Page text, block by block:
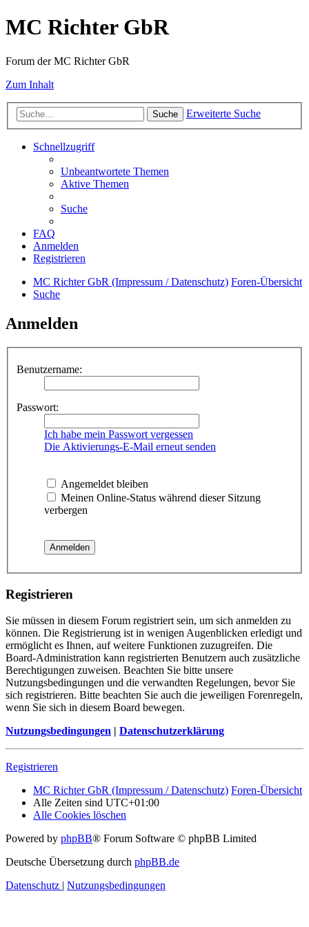
MC Richter GbR
Forum der MC Richter GbR
Zum Inhalt
Suche Erweiterte Suche
Schnellzugriff
Unbeantwortete Themen
Aktive Themen
Suche
FAQ
Anmelden
Registrieren
MC Richter GbR (Impressum / Datenschutz) Foren-Übersicht
Suche
Anmelden
Benutzername:
Passwort:
Ich habe mein Passwort vergessen
Die Aktivierungs-E-Mail erneut senden
Angemeldet bleiben
Meinen Online-Status während dieser Sitzung
verbergen
Registrieren
Sie müssen in diesem Forum registriert sein, um sich anmelden zu
können. Die Registrierung ist in wenigen Augenblicken erledigt und
ermöglicht es Ihnen, auf weitere Funktionen zuzugreifen. Die
Board-Administration kann registrierten Benutzern auch zusätzliche
Berechtigungen zuweisen. Beachten Sie bitte unsere
Nutzungsbedingungen und die verwandten Regelungen, bevor Sie
sich registrieren. Bitte beachten Sie auch die jeweiligen Forenregeln,
wenn Sie sich in diesem Board bewegen.
Nutzungsbedingungen | Datenschutzerklärung
Registrieren
MC Richter GbR (Impressum / Datenschutz) Foren-Übersicht
Alle Zeiten sind UTC+01:00
Alle Cookies löschen
Powered by phpBB® Forum Software © phpBB Limited
Deutsche Übersetzung durch phpBB.de
Datenschutz | Nutzungsbedingungen